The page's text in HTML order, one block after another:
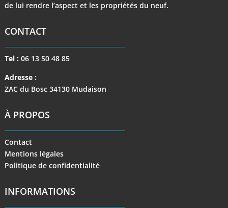
de lui rendre l’aspect et les propriétés du neuf.
CONTACT
Tel : 06 13 50 48 85
Adresse :
ZAC du Bosc 34130 Mudaison
À PROPOS
Contact
Mentions légales
Politique de confidentialité
INFORMATIONS